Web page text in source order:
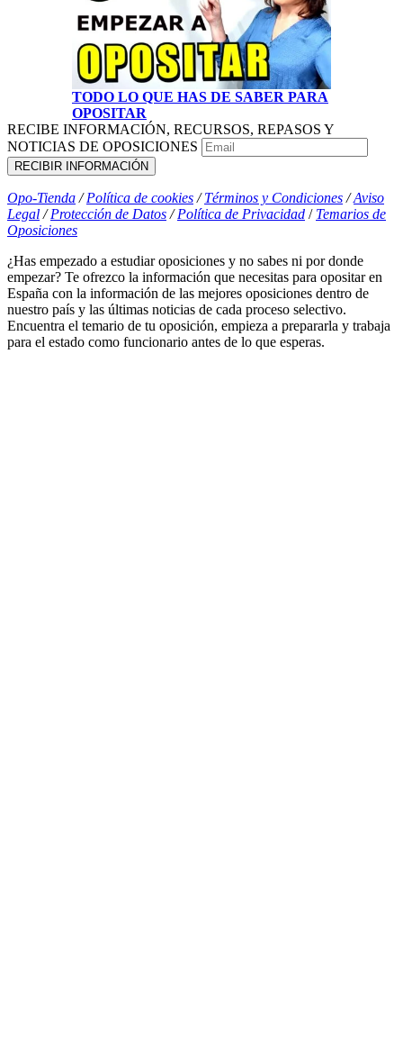
TODO LO QUE HAS DE SABER PARA
OPOSITAR
RECIBE INFORMACIÓN, RECURSOS, REPASOS Y
NOTICIAS DE OPOSICIONES
Opo-Tienda /Política de cookies /Términos y Condiciones /Aviso
Legal /Protección de Datos /Política de Privacidad / Temarios de
Oposiciones
¿Has empezado a estudiar oposiciones y no sabes ni por donde
empezar? Te ofrezco la información que necesitas para opositar en
España con la información de las mejores oposiciones dentro de
nuestro país y las últimas noticias de cada proceso selectivo.
Encuentra el temario de tu oposición, empieza a prepararla y trabaja
para el estado como funcionario antes de lo que esperas.